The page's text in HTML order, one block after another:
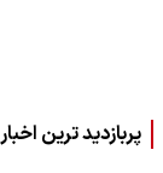
پربازدید ترین اخبار